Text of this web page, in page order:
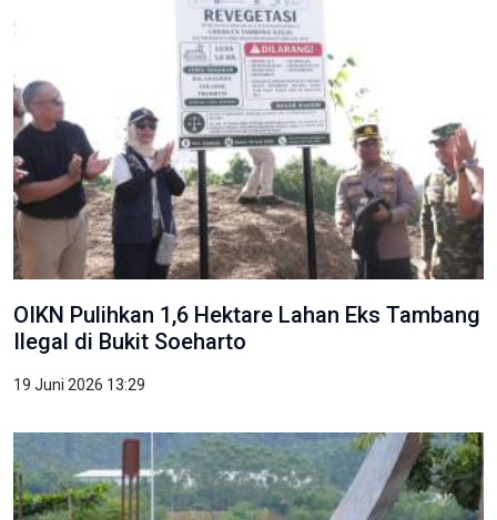
OIKN Pulihkan 1,6 Hektare Lahan Eks Tambang
Ilegal di Bukit Soeharto
19 Juni 2026 13:29